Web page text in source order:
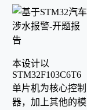
本设计以
STM32F103C6T6
单片机为核心控制
器，加上其他的模